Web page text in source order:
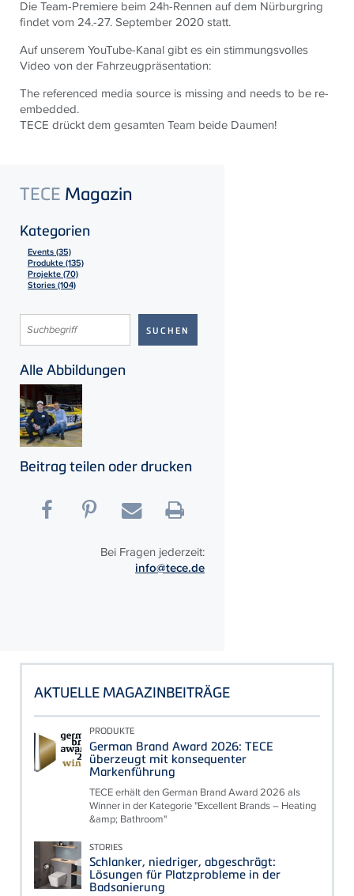
Die Team-Premiere beim 24h-Rennen auf dem Nürburgring
findet vom 24.-27. September2020 statt.
Auf unserem YouTube-Kanal gibt es ein stimmungsvolles
Video von der Fahrzeugpräsentation:
The referenced media source is missing and needs to be re-
embedded.
TECE drückt dem gesamten Team beide Daumen!
TECE Magazin
Kategorien
Events (35)
Produkte (135)
Projekte (70)
Stories (104)
Alle Abbildungen
Beitrag teilen oder drucken
Bei Fragen jederzeit:
info@tece.de
AKTUELLE MAGAZINBEITRÄGE
PRODUKTE
German Brand Award 2026: TECE
überzeugt mit konsequenter
Markenführung
TECE erhält den German Brand Award 2026 als
Winner in der Kategorie "Excellent Brands – Heating
&amp; Bathroom"
STORIES
Schlanker, niedriger, abgeschrägt:
Lösungen für Platzprobleme in der
Badsanierung